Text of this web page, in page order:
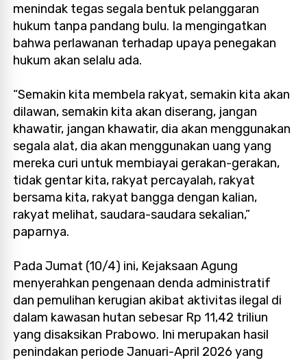
menindak tegas segala bentuk pelanggaran
hukum tanpa pandang bulu. Ia mengingatkan
bahwa perlawanan terhadap upaya penegakan
hukum akan selalu ada.
“Semakin kita membela rakyat, semakin kita akan
dilawan, semakin kita akan diserang, jangan
khawatir, jangan khawatir, dia akan menggunakan
segala alat, dia akan menggunakan uang yang
mereka curi untuk membiayai gerakan-gerakan,
tidak gentar kita, rakyat percayalah, rakyat
bersama kita, rakyat bangga dengan kalian,
rakyat melihat, saudara-saudara sekalian,”
paparnya.
Pada Jumat (10/4) ini, Kejaksaan Agung
menyerahkan pengenaan denda administratif
dan pemulihan kerugian akibat aktivitas ilegal di
dalam kawasan hutan sebesar Rp 11,42 triliun
yang disaksikan Prabowo. Ini merupakan hasil
penindakan periode Januari-April 2026 yang